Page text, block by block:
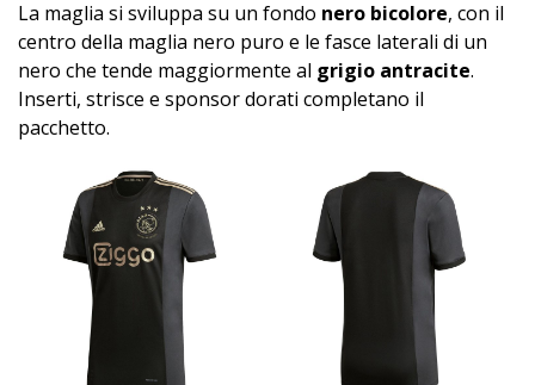
La maglia si sviluppa su un fondo nero bicolore, con il
centro della maglia nero puro e le fasce laterali di un
nero che tende maggiormente al grigio antracite.
Inserti, strisce e sponsor dorati completano il
pacchetto.